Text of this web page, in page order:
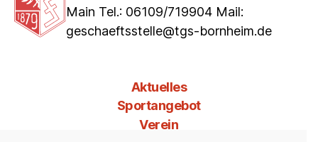
Main Tel.: 06109/719904 Mail:
geschaeftsstelle@tgs-bornheim.de
Aktuelles
Sportangebot
Verein